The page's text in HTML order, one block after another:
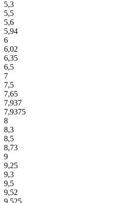
5,3
5,5
5,6
5,94
6
6,02
6,35
6,5
7
7,5
7,65
7,937
7,9375
8
8,3
8,5
8,73
9
9,25
9,3
9,5
9,52